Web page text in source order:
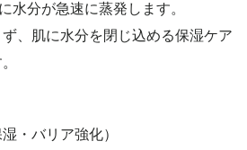
水分が急速に蒸発します。
、肌に水分を閉じ込める保湿ケア
・バリア強化）